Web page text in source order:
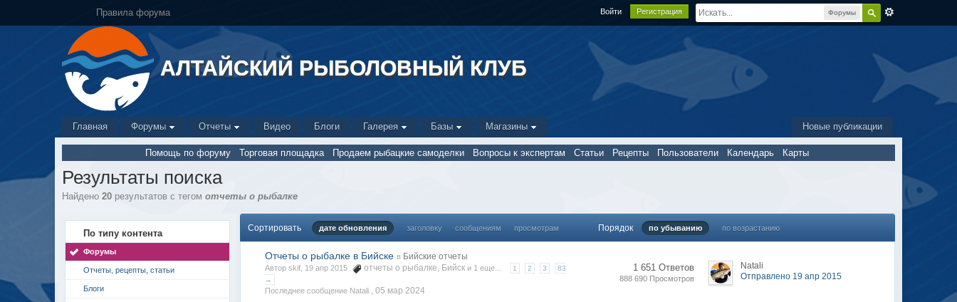
Форумы
Правила форума Войти Регистрация
АЛТАЙСКИЙ РЫБОЛОВНЫЙ КЛУБ
Новые публикации
Главная Форумы Отчеты Видео Блоги Галерея Базы Магазины
Помощь по форуму Торговая площадка Продаем рыбацкие самоделки Вопросы к экспертам Статьи Рецепты Пользователи Календарь Карты
Результаты поиска
Найдено20 результатов с тегомотчеты о рыбалке
По типу контента
Форумы
Отчеты, рецепты, статьи
Блоги
Сортировать дате обновления заголовку сообщениям просмотрам Порядок по убыванию по возрастанию
Отчеты о рыбалке в Бийске в Бийские отчеты
Автор skif, 19 апр 2015 отчеты о рыбалке Бийск и 1 еще... 1 2 3
83
→
Последнее сообщение Natali ,05 мар 2024
1 651 Ответов
888 690 Просмотров
Natali
Отправлено 19 апр 2015